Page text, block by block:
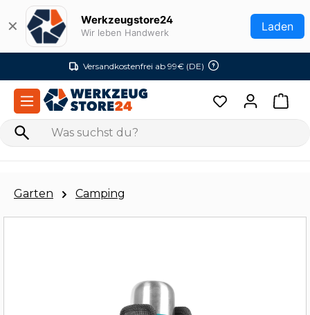
Zum Hauptinhalt springen
✕ Werkzeugstore24
Wir leben Handwerk Laden
Versandkostenfrei ab 99€ (DE)
Garten Camping